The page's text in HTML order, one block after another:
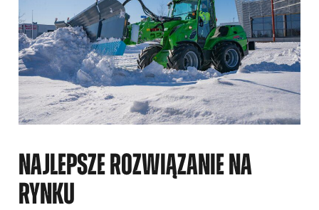
NAJLEPSZE ROZWIĄZANIE NA
RYNKU